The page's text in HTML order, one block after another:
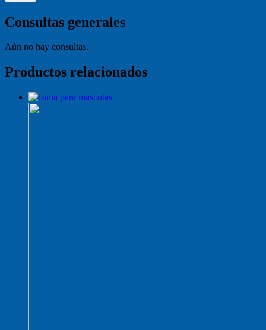
Consultas generales
Aún no hay consultas.
Productos relacionados